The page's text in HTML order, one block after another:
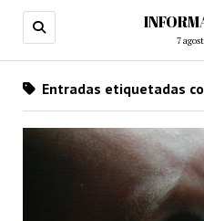
7
Entradas etiquetadas